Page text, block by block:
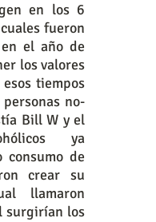
en los 6
fueron
el año de
los valores
tiempos
no-
Bill W y el
ya
consumo de
crear su
llamaron
surgirían los